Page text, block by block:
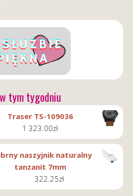
tym tygodniu
Traser TS-109036
1 323.00zł
naszyjnik naturalny
tanzanit 7mm
322.25zł